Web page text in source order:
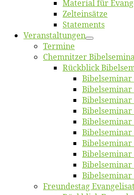
Ma­te­ri­al für
Zelt­ein­sät­ze
State­ments
Ver­an­stal­tun­gen
Ter­mi­ne
Chemnit­zer
Rück­blick
Bi­bel­se­mi­nar
Bi­bel­se­mi­nar
Bi­bel­se­mi­nar
Bi­bel­se­mi­nar
Bi­bel­se­mi­nar
Bi­bel­se­mi­nar
Bi­bel­se­mi­nar
Bi­bel­se­mi­nar
Bibelsemi­nar
Bibelsemi­nar
Freun­des­tag